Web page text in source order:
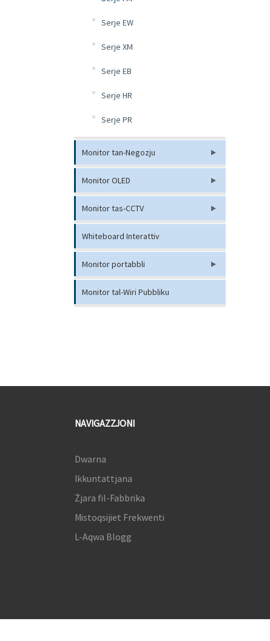
Serje EW
Serje XM
Serje EB
Serje HR
Serje PR
Monitor tan-Negozju
Monitor OLED
Monitor tas-CCTV
Whiteboard Interattiv
Monitor portabbli
Monitor tal-Wiri Pubbliku
NAVIGAZZJONI
Dwarna
Ikkuntattjana
Żjara fil-Fabbrika
Mistoqsijiet Frekwenti
L-Aqwa Blogg